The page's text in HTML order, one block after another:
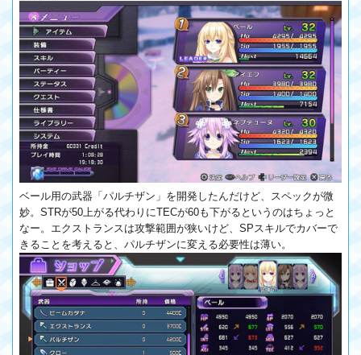
ベール用の武器「パルチザン」を開発したんだけど、スペックが微
妙。STRが50上がる代わりにTECが60も下がるというのはちょっと
なー。エクストランスは攻撃範囲が狭いけど、SPスキルでカバーで
きることを考えると、パルチザンに変える必要性は薄い。